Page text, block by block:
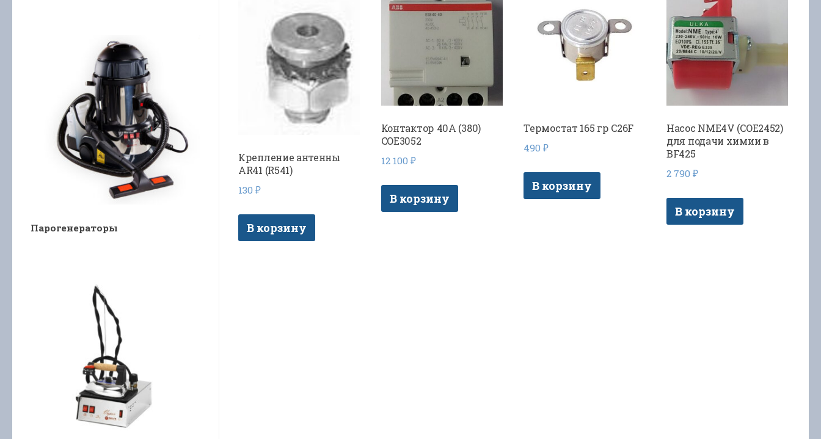
Крепление антенны
AR41 (R541)
130 ₽
В корзину
Контактор 40А (380)
COE3052
12 100 ₽
В корзину
Термостат 165 гр C26F
490₽
В корзину
Насос NME4V (COE2452)
для подачи химии в
BF425
2 790₽
В корзину
Парогенераторы